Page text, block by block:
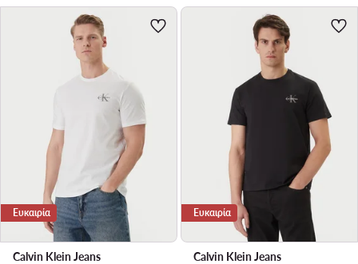
Ευκαιρία
Calvin Klein Jeans
Ευκαιρία
Calvin Klein Jeans